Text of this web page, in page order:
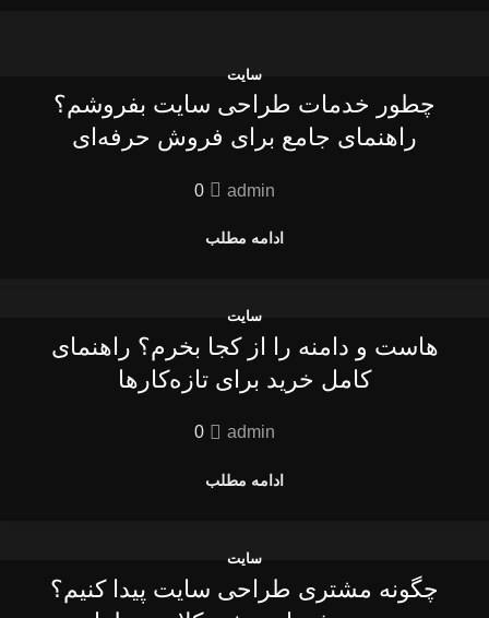
سایت
چطور خدمات طراحی سایت بفروشم؟
راهنمای جامع برای فروش حرفه‌ای
admin
0
ادامه مطلب
سایت
هاست و دامنه را از کجا بخرم؟ راهنمای
کامل خرید برای تازه‌کارها
admin
0
ادامه مطلب
سایت
چگونه مشتری طراحی سایت پیدا کنیم؟